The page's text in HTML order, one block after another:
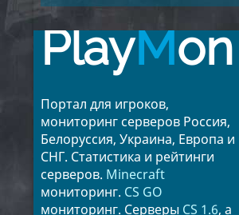
PlayMon
Портал для игроков,
мониторинг серверов Россия,
Белоруссия, Украина, Европа и
СНГ. Статистика и рейтинги
серверов. Minecraft
мониторинг. CS GO
мониторинг. Серверы CS 1.6, а